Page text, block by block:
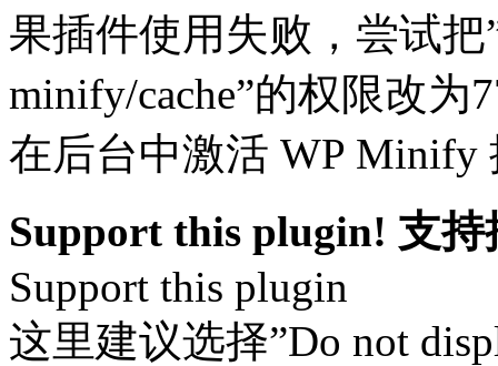
果插件使用失败，尝试把
minify/cache”的权限改为
在后台中激活 WP Minify
Support this plugin! 支持
Support this plugin
这里建议选择”Do not